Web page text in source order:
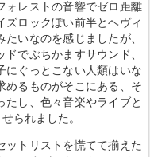
ォレストの音響でゼロ距離
ロックぽい前半とヘヴィ
いなのを感じましたが、
でぶちかますサウンド、
にぐっとこない人類はいな
めるものがそこにある、そ
たし、色々音楽やライブと
られました。
ットリストを慌てて揃えた